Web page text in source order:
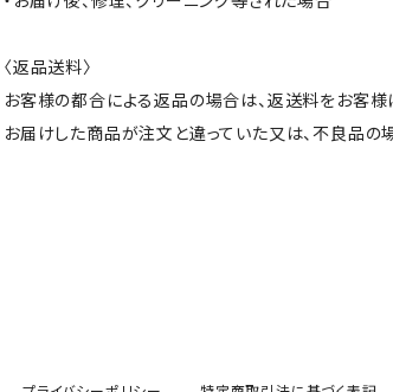
〈返品送料〉
お客様の都合による返品の場合は、返送料をお客様
お届けした商品が注文と違っていた又は、不良品